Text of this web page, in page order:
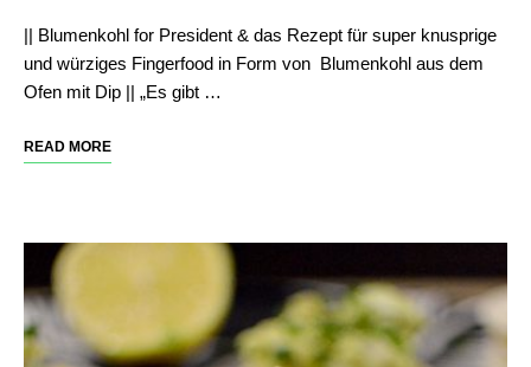
|| Blumenkohl for President & das Rezept für super knusprige
und würziges Fingerfood in Form von Blumenkohl aus dem
Ofen mit Dip || „Es gibt …
READ MORE